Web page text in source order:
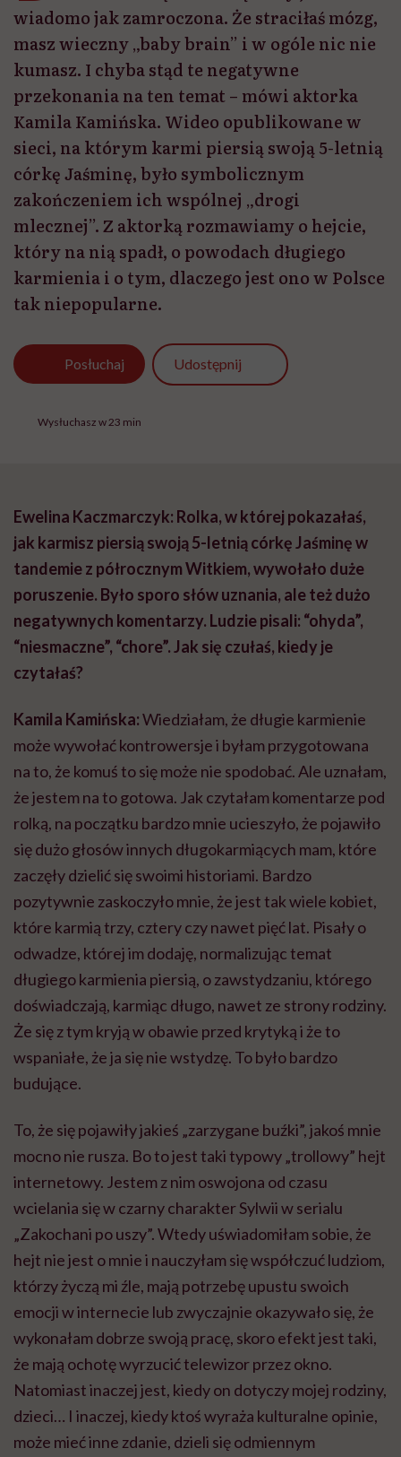
wiadomo jak zamroczona. Że straciłaś mózg,
masz wieczny „baby brain” i w ogóle nic nie
kumasz. I chyba stąd te negatywne
przekonania na ten temat – mówi aktorka
Kamila Kamińska. Wideo opublikowane w
sieci, na którym karmi piersią swoją 5-letnią
córkę Jaśminę, było symbolicznym
zakończeniem ich wspólnej „drogi
mlecznej”. Z aktorką rozmawiamy o hejcie,
który na nią spadł, o powodach długiego
karmienia i o tym, dlaczego jest ono w Polsce
tak niepopularne.
Posłuchaj Udostępnij
Wysłuchasz w 23 min
Ewelina Kaczmarczyk: Rolka, w której pokazałaś,
jak karmisz piersią swoją 5-letnią córkę Jaśminę w
tandemie z półrocznym Witkiem, wywołało duże
poruszenie. Było sporo słów uznania, ale też dużo
negatywnych komentarzy. Ludzie pisali: “ohyda”,
“niesmaczne”, “chore”. Jak się czułaś, kiedy je
czytałaś?
Kamila Kamińska:Wiedziałam, że długie karmienie
może wywołać kontrowersje i byłam przygotowana
na to, że komuś to się może nie spodobać. Ale uznałam,
że jestem na to gotowa. Jak czytałam komentarze pod
rolką, na początku bardzo mnie ucieszyło, że pojawiło
się dużo głosów innych długokarmiących mam, które
zaczęły dzielić się swoimi historiami. Bardzo
pozytywnie zaskoczyło mnie, że jest tak wiele kobiet,
które karmią trzy, cztery czy nawet pięć lat. Pisały o
odwadze, której im dodaję, normalizując temat
długiego karmienia piersią, o zawstydzaniu, którego
doświadczają, karmiąc długo, nawet ze strony rodziny.
Że się z tym kryją w obawie przed krytyką i że to
wspaniałe, że ja się nie wstydzę. To było bardzo
budujące.
To, że się pojawiły jakieś „zarzygane buźki”, jakoś mnie
mocno nie rusza. Bo to jest taki typowy „trollowy” hejt
internetowy. Jestem z nim oswojona od czasu
wcielania się w czarny charakter Sylwii w serialu
„Zakochani po uszy”. Wtedy uświadomiłam sobie, że
hejt nie jest o mnie i nauczyłam się współczuć ludziom,
którzy życzą mi źle, mają potrzebę upustu swoich
emocji w internecie lub zwyczajnie okazywało się, że
wykonałam dobrze swoją pracę, skoro efekt jest taki,
że mają ochotę wyrzucić telewizor przez okno.
Natomiast inaczej jest, kiedy on dotyczy mojej rodziny,
dzieci… I inaczej, kiedy ktoś wyraża kulturalne opinie,
może mieć inne zdanie, dzieli się odmiennym